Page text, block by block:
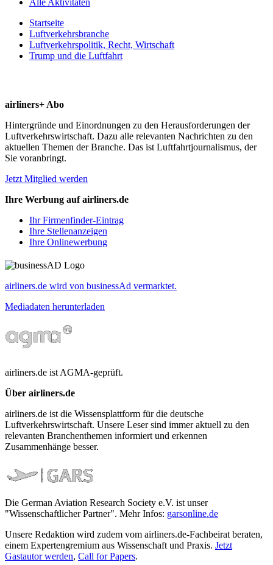
Startseite
Luftverkehrsbranche
Luftverkehrspolitik, Recht, Wirtschaft
Trump und die Luftfahrt
airliners+ Abo
Hintergründe und Einordnungen zu den Herausforderungen der
Luftverkehrswirtschaft. Dazu alle relevanten Nachrichten zu den
aktuellen Themen der Branche. Das ist Luftfahrtjournalismus, der
Sie voranbringt.
Jetzt Mitglied werden
Ihre Werbung auf airliners.de
Ihr Firmenfinder-Eintrag
Ihre Stellenanzeigen
Ihre Onlinewerbung
airliners.de wird von businessAd vermarktet.
Mediadaten herunterladen
airliners.de ist AGMA-geprüft.
Über airliners.de
airliners.de ist die Wissensplattform für die deutsche
Luftverkehrswirtschaft. Unsere Leser sind immer aktuell zu den
relevanten Branchenthemen informiert und erkennen
Zusammenhänge besser.
Die German Aviation Research Society e.V. ist unser
"Wissenschaftlicher Partner". Mehr Infos: garsonline.de
Unsere Redaktion wird zudem vom airliners.de-Fachbeirat beraten,
einem Expertengremium aus Wissenschaft und Praxis. Jetzt
Gastautor werden, Call for Papers.